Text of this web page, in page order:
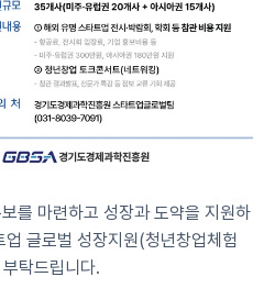
를 마련하고 성장과 도약을 지원하
업 글로벌 성장지원(청년창업체험
부탁드립니다.